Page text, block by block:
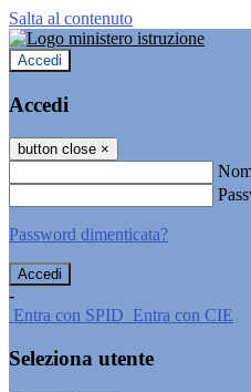
Salta al contenuto
Accedi
Accedi
button close ×
Password dimenticata?
-
Entra con SPID Entra con CIE
Seleziona utente